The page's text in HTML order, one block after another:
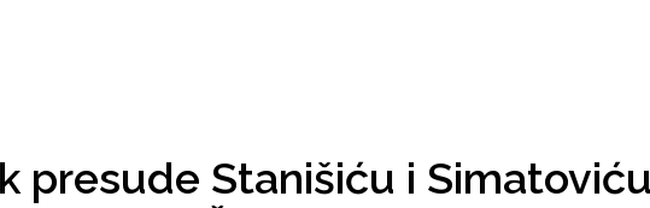
presude Stanišiću i